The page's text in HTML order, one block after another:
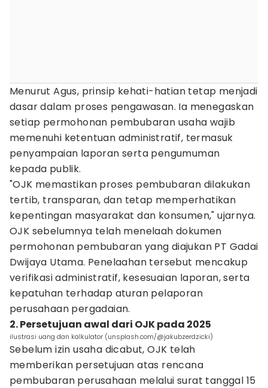
Menurut Agus, prinsip kehati-hatian tetap menjadi
dasar dalam proses pengawasan. Ia menegaskan
setiap permohonan pembubaran usaha wajib
memenuhi ketentuan administratif, termasuk
penyampaian laporan serta pengumuman
kepada publik.
"OJK memastikan proses pembubaran dilakukan
tertib, transparan, dan tetap memperhatikan
kepentingan masyarakat dan konsumen," ujarnya.
OJK sebelumnya telah menelaah dokumen
permohonan pembubaran yang diajukan PT Gadai
Dwijaya Utama. Penelaahan tersebut mencakup
verifikasi administratif, kesesuaian laporan, serta
kepatuhan terhadap aturan pelaporan
perusahaan pergadaian.
2. Persetujuan awal dari OJK pada 2025
ilustrasi uang dan kalkulator (unsplash.com/@jakubzerdzicki)
Sebelum izin usaha dicabut, OJK telah
memberikan persetujuan atas rencana
pembubaran perusahaan melalui surat tanggal 15